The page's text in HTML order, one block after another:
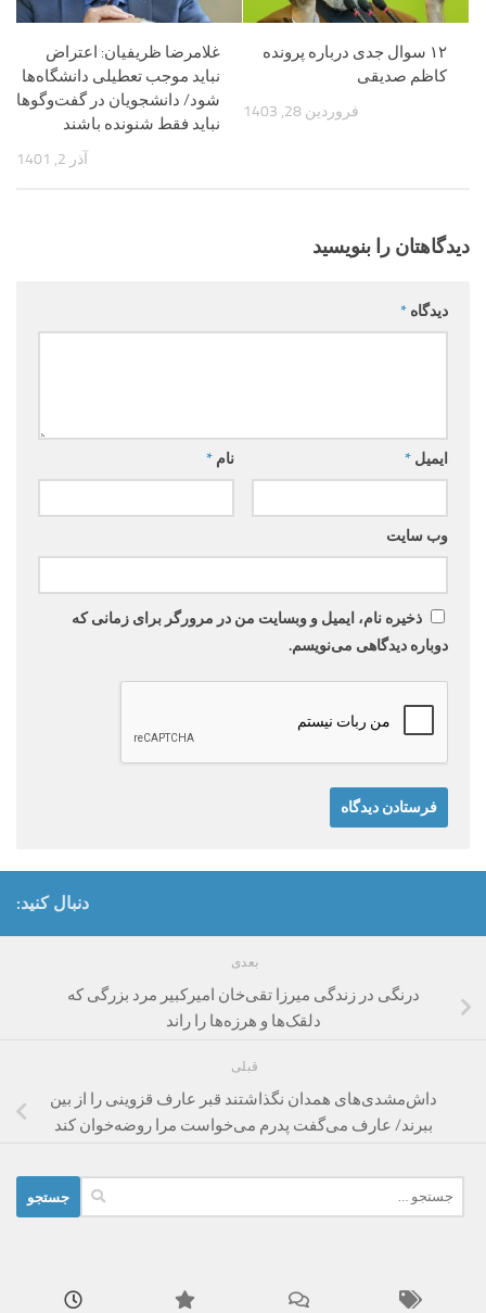
غلامرضا ظریفیان: اعتراض
نباید موجب تعطیلی دانشگاه‌ها
شود/ دانشجویان در گفت‌وگوها
نباید فقط شنونده باشند
آذر 2, 1401
۱۲ سوال جدی درباره پرونده
کاظم صدیقی
فروردین 28, 1403
دیدگاهتان را بنویسید
دیدگاه *
نام * ایمیل *
وب‌ سایت
ذخیره نام، ایمیل و وبسایت من در مرورگر برای زمانی که
دوباره دیدگاهی می‌نویسم.
دنبال کنید:
بعدی
درنگی در زندگی میرزا تقی‌خان امیرکبیر مرد بزرگی که
دلقک‌ها و هرزه‌ها را راند
قبلی
داش‌مشدی‌های همدان نگذاشتند قبر عارف قزوینی را از بین
ببرند/ عارف می‌گفت پدرم می‌خواست مرا روضه‌خوان کند
برای: